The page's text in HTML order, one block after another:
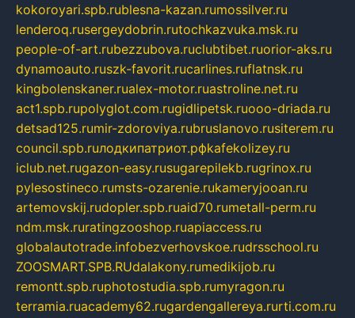
kokoroyari.spb.rublesna-kazan.rumossilver.ru
lenderoq.rusergeydobrin.rutochkazvuka.msk.ru
people-of-art.rubezzubova.ruclubtibet.ruorior-aks.ru
dynamoauto.ruszk-favorit.rucarlines.ruflatnsk.ru
kingbolenskaner.rualex-motor.ruastroline.net.ru
act1.spb.rupolyglot.com.rugidlipetsk.ruooo-driada.ru
detsad125.rumir-zdoroviya.rubruslanovo.rusiterem.ru
council.spb.ruлодкипатриот.рфkafekolizey.ru
iclub.net.rugazon-easy.rusugarepilekb.rugrinox.ru
pylesostineco.rumsts-ozarenie.rukameryjooan.ru
artemovskij.rudopler.spb.ruaid70.rumetall-perm.ru
ndm.msk.ruratingzooshop.ruapiaccess.ru
globalautotrade.infobezverhovskoe.rudrsschool.ru
ZOOSMART.SPB.RUdalakony.rumedikijob.ru
remontt.spb.ruphotostudia.spb.rumyragon.ru
terramia.ruacademy62.rugardengallereya.rurti.com.ru